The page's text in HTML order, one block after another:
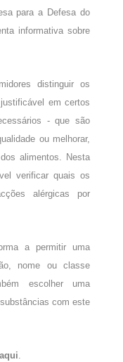
para a Defesa do
informativa sobre
distinguir os
em certos
- que são
ou melhorar,
alimentos. Nesta
verificar quais os
alérgicas por
a permitir uma
nome ou classe
escolher uma
com este
.